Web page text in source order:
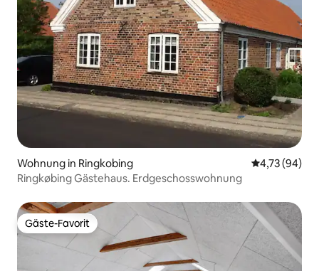
Wohnung in Ringkobing
4,73 (94)
Ringkøbing Gästehaus. Erdgeschosswohnung
Gäste-Favorit
Gäste-Favorit